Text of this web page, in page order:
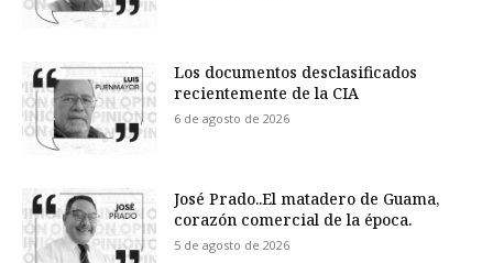
Los documentos desclasificados
recientemente de la CIA
6 de agosto de 2026
José Prado..El matadero de Guama,
corazón comercial de la época.
5 de agosto de 2026